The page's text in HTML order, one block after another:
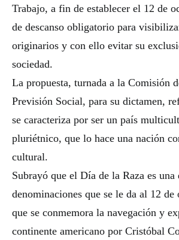
Trabajo, a fin de establecer el 12 de
de descanso obligatorio para
originarios y con ello evitar su
sociedad.
La propuesta, turnada a la Comisión
Previsión Social, para su dictamen,
se caracteriza por ser un país
pluriétnico, que lo hace una nación
cultural.
Subrayó que el Día de la Raza es una
denominaciones que se le da al 12 de
que se conmemora la navegación y
continente americano por Cristóbal